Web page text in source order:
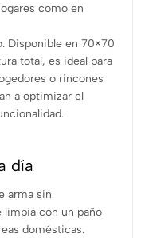
como en
Disponible en 70×70
total, es ideal para
o rincones
a optimizar el
día
arma sin
con un paño
domésticas.